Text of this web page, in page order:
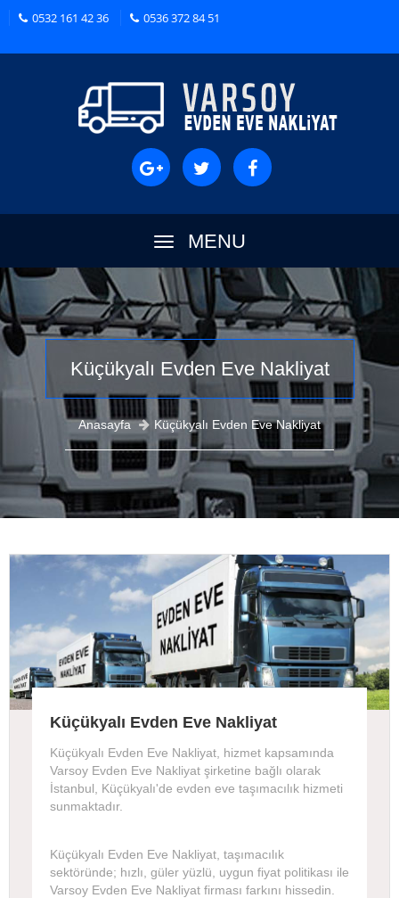
0532 161 42 36 0536 372 84 51
MENU
Küçükyalı Evden Eve Nakliyat
Anasayfa Küçükyalı Evden Eve Nakliyat
Küçükyalı Evden Eve Nakliyat
Küçükyalı Evden Eve Nakliyat, hizmet kapsamında
Varsoy Evden Eve Nakliyat şirketine bağlı olarak
İstanbul, Küçükyalı'de evden eve taşımacılık hizmeti
sunmaktadır.
Küçükyalı Evden Eve Nakliyat, taşımacılık
sektöründe; hızlı, güler yüzlü, uygun fiyat politikası ile
Varsoy Evden Eve Nakliyat firması farkını hissedin.